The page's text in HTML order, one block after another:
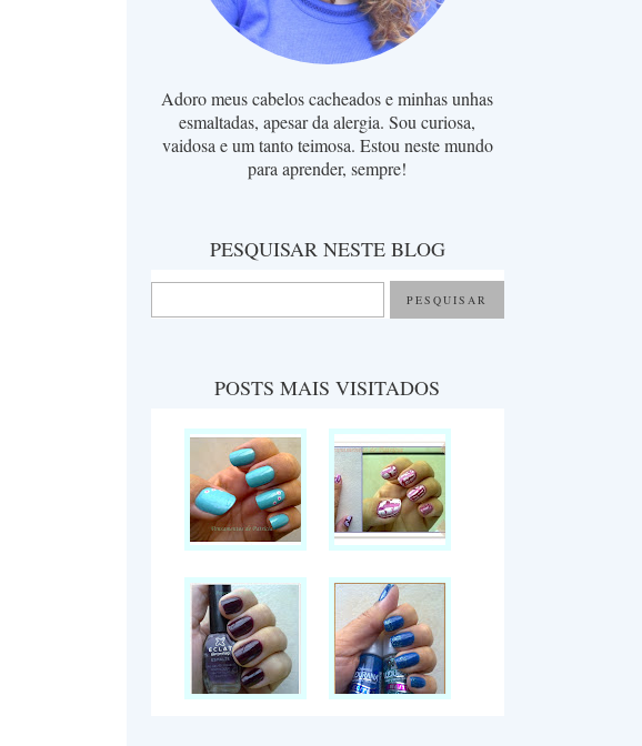
Adoro meus cabelos cacheados e minhas unhas
esmaltadas, apesar da alergia. Sou curiosa,
vaidosa e um tanto teimosa. Estou neste mundo
para aprender, sempre!
PESQUISAR NESTE BLOG
POSTS MAIS VISITADOS